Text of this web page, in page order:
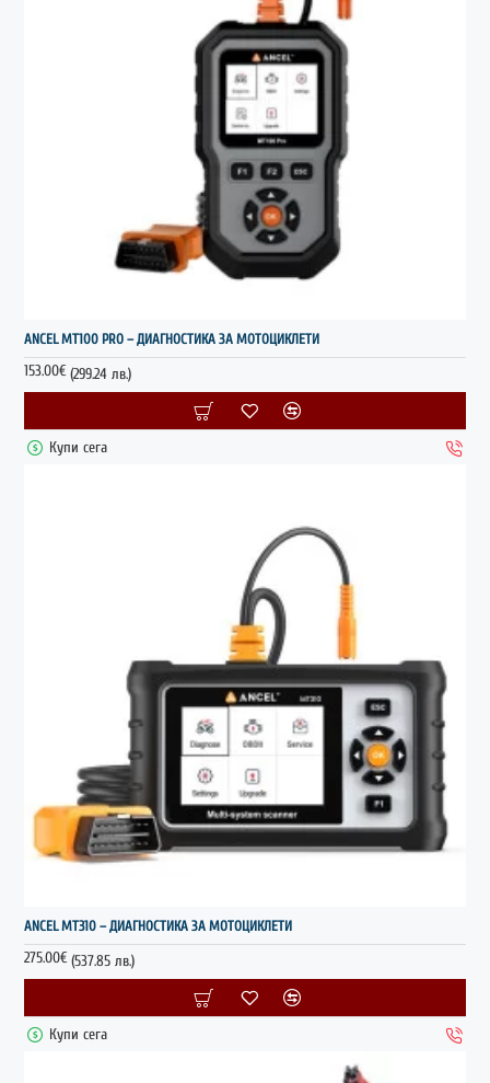
ANCEL MT100 PRO – ДИАГНОСТИКА ЗА МОТОЦИКЛЕТИ
153.00€(299.24 лв.)
Купи сега
ANCEL MT310 – ДИАГНОСТИКА ЗА МОТОЦИКЛЕТИ
275.00€(537.85 лв.)
Купи сега